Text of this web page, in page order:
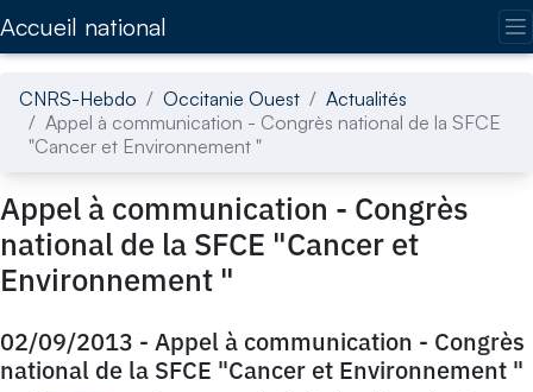
Accueil national
CNRS-Hebdo Occitanie Ouest
Actualités
Appel à communication - Congrès national de la SFCE
"Cancer et Environnement "
Appel à communication - Congrès
national de la SFCE "Cancer et
Environnement "
02/09/2013 - Appel à communication - Congrès
national de la SFCE "Cancer et Environnement "